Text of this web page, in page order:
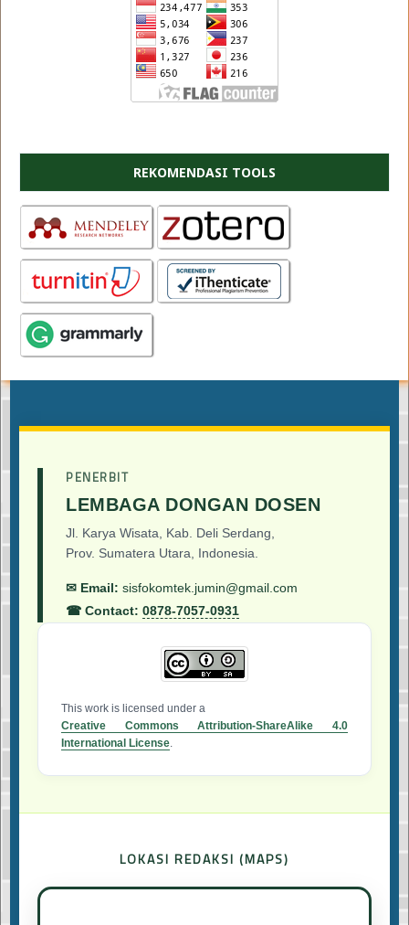
REKOMENDASI TOOLS
PENERBIT
LEMBAGA DONGAN DOSEN
Jl. Karya Wisata, Kab. Deli Serdang,
Prov. Sumatera Utara, Indonesia.
✉ Email: sisfokomtek.jumin@gmail.com
☎ Contact: 0878-7057-0931
This work is licensed under a
Creative Commons Attribution-ShareAlike 4.0
International License
LOKASI REDAKSI (MAPS)